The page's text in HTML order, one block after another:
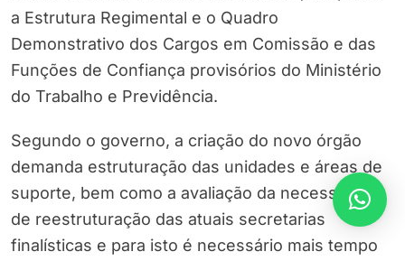
a Estrutura Regimental e o Quadro
Demonstrativo dos Cargos em Comissão e das
Funções de Confiança provisórios do Ministério
do Trabalho e Previdência.
Segundo o governo, a criação do novo órgão
demanda estruturação das unidades e áreas de
suporte, bem como a avaliação da necessidade
de reestruturação das atuais secretarias
finalísticas e para isto é necessário mais tempo